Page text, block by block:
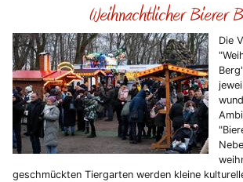
Weihnachtlicher Bierer
Die
geschmückten Tiergarten werden kleine